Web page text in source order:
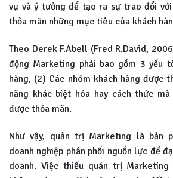
vụ và ý tưởng để tạo ra sự trao đổi
thỏa mãn những mục tiêu của khách
Theo Derek F.Abell (Fred R.David,
động Marketing phải bao gồm 3 yếu
hàng, (2) Các nhóm khách hàng được
năng khác biệt hóa hay cách thức mà
được thỏa mãn.
Như vậy, quản trị Marketing là bản
doanh nghiệp phân phối nguồn lực để
doanh. Việc thiếu quản trị